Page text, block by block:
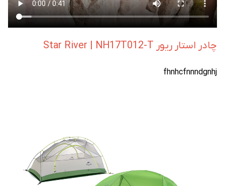
چادر استار ریور Star River | NH17T012-T
fhnhcfnnndgnhj